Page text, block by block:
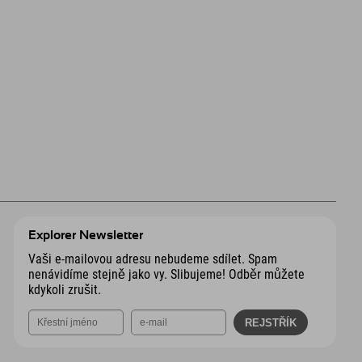
Explorer Newsletter
Vaši e-mailovou adresu nebudeme sdílet. Spam
nenávidíme stejně jako vy. Slibujeme! Odběr můžete
kdykoli zrušit.